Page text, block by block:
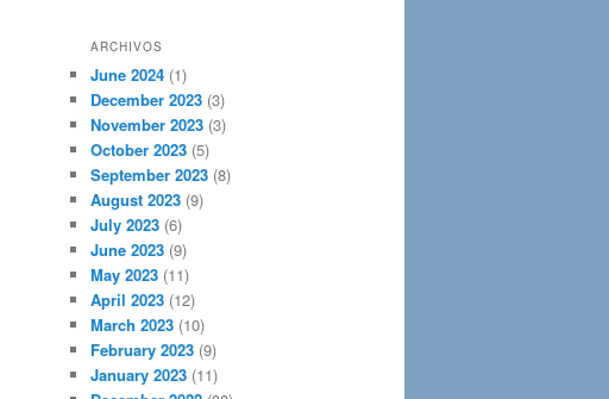
ARCHIVOS
June 2024 (1)
December 2023 (3)
November 2023 (3)
October 2023 (5)
September 2023 (8)
August 2023 (9)
July 2023 (6)
June 2023 (9)
May 2023 (11)
April 2023 (12)
March 2023 (10)
February 2023 (9)
January 2023 (11)